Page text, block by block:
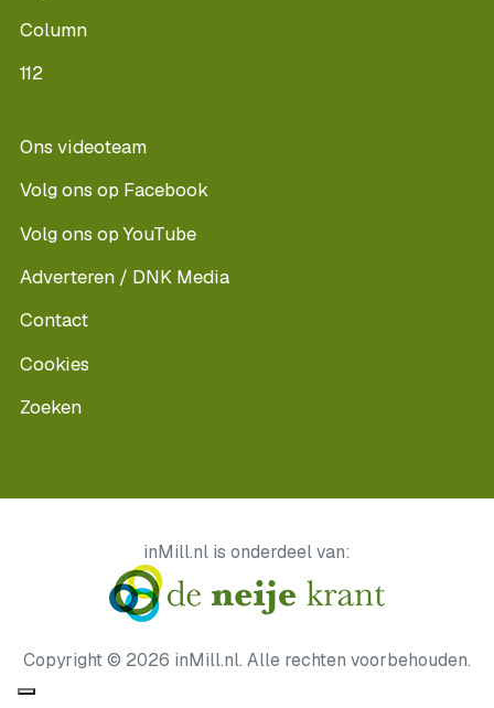
Column
112
Ons videoteam
Volg ons op Facebook
Volg ons op YouTube
Adverteren / DNK Media
Contact
Cookies
Zoeken
inMill.nl is onderdeel van:
Copyright © 2026 inMill.nl. Alle rechten voorbehouden.